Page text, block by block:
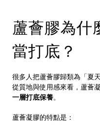
蘆薈膠為什
當打底？
很多人把蘆薈膠歸類為「夏
從質地與使用感來看，蘆薈
一層打底保養。
蘆薈凝膠的特點是：